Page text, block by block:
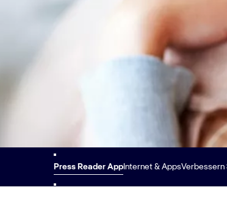
Press Reader App Internet & AppsVerbessern